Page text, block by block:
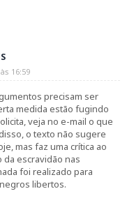
16:59
precisam ser
medida estão fugindo
veja no e-mail o que
o texto não sugere
mas faz uma crítica ao
escravidão nas
foi realizado para
libertos.